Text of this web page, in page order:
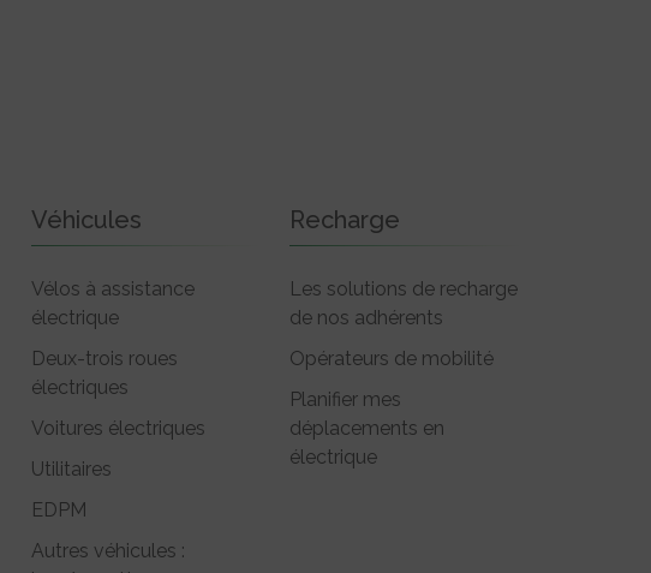
Véhicules
Vélos à assistance
électrique
Deux-trois roues
électriques
Voitures électriques
Utilitaires
EDPM
Autres véhicules :
Recharge
Les solutions de recharge
de nos adhérents
Opérateurs de mobilité
Planifier mes
déplacements en
électrique